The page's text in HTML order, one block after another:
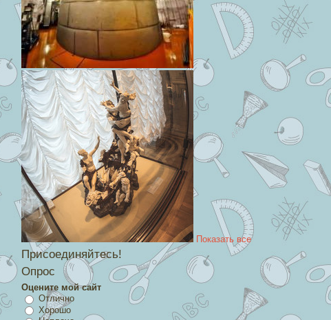
Показать все
Присоединяйтесь!
Опрос
Оцените мой сайт
Отлично
Хорошо